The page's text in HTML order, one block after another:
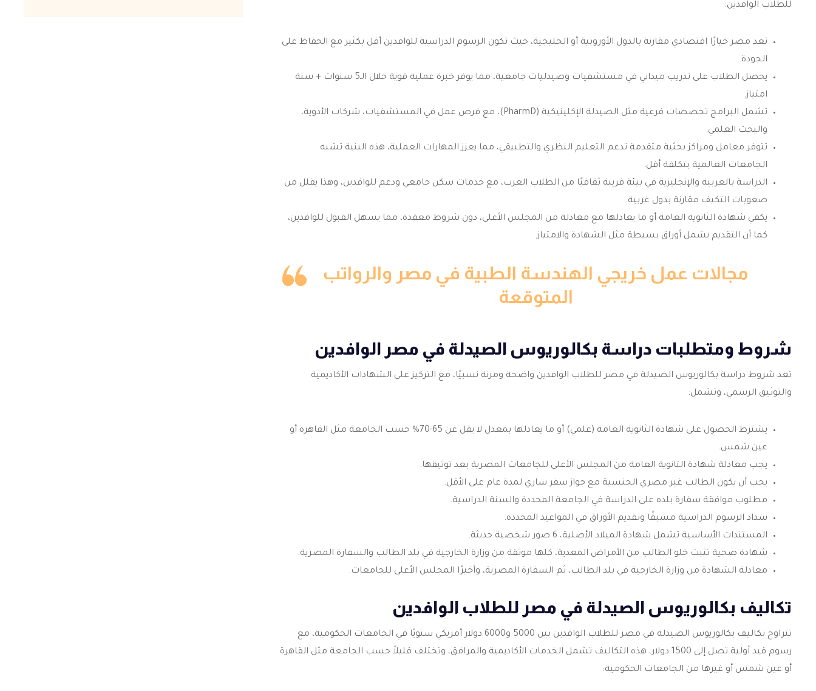
للطلاب الوافدين:
تعد مصر خيارًا اقتصادي مقارنة بالدول الأوروبية أو الخليجية، حيث تكون الرسوم الدراسية للوافدين أقل بكثير مع الحفاظ على
الجودة.
يحصل الطلاب على تدريب ميداني في مستشفيات وصيدليات جامعية، مما يوفر خبرة عملية قوية خلال الـ5 سنوات + سنة
امتياز.
تشمل البرامج تخصصات فرعية مثل الصيدلة الإكلينيكية (PharmD)، مع فرص عمل في المستشفيات، شركات الأدوية،
والبحث العلمي.
تتوفر معامل ومراكز بحثية متقدمة تدعم التعليم النظري والتطبيقي، مما يعزز المهارات العملية، هذه البنية تشبه
الجامعات العالمية بتكلفة أقل.
الدراسة بالعربية والإنجليزية في بيئة قريبة ثقافيًا من الطلاب العرب، مع خدمات سكن جامعي ودعم للوافدين، وهذا يقلل من
صعوبات التكيف مقارنة بدول غربية.
يكفي شهادة الثانوية العامة أو ما يعادلها مع معادلة من المجلس الأعلى، دون شروط معقدة، مما يسهل القبول للوافدين،
كما أن التقديم يشمل أوراق بسيطة مثل الشهادة والامتياز.
مجالات عمل خريجي الهندسة الطبية في مصر والرواتب
المتوقعة
شروط ومتطلبات دراسة بكالوريوس الصيدلة في مصر الوافدين
تعد شروط دراسة بكالوريوس الصيدلة في مصرللطلاب الوافدين واضحة ومرنة نسبيًا، مع التركيز على الشهادات الأكاديمية
والتوثيق الرسمي، وتشمل:
يشترط الحصول على شهادة الثانوية العامة (علمي) أو ما يعادلها بمعدل لا يقل عن 65-70% حسب الجامعة مثل القاهرة أو
عين شمس.
يجب معادلة شهادة الثانوية العامة من المجلس الأعلى للجامعات المصرية بعد توثيقها.
يجب أن يكون الطالب غير مصري الجنسية مع جواز سفر ساري لمدة عام على الأقل.
مطلوب موافقة سفارة بلده على الدراسة في الجامعة المحددة والسنة الدراسية.
سداد الرسوم الدراسية مسبقًا وتقديم الأوراق في المواعيد المحددة.
المستندات الأساسية تشمل شهادة الميلاد الأصلية، 6 صور شخصية حديثة.
شهادة صحية تثبت خلو الطالب من الأمراض المعدية، كلها موثقة من وزارة الخارجية في بلد الطالب والسفارة المصرية.
معادلة الشهادة من وزارة الخارجية في بلد الطالب، ثم السفارة المصرية، وأخيرًا المجلس الأعلى للجامعات.
تكاليف بكالوريوس الصيدلة في مصر للطلاب الوافدين
تتراوح تكاليف بكالوريوس الصيدلة في مصر
للطلاب الوافدين بين 5000 و6000 دولار أمريكي سنويًا في الجامعات الحكومية، مع
رسوم قيد أولية تصل إلى 1500 دولار، هذه التكاليف تشمل الخدمات الأكاديمية والمرافق، وتختلف قليلاً حسب الجامعة مثل القاهرة
أو عين شمس أو غيرها من الجامعات الحكومية: